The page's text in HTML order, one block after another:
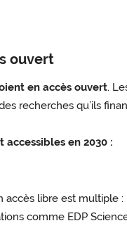
ouvert
en accès ouvert.
recherches qu’ils
en 2030 :
accès libre est multiple :
comme EDP